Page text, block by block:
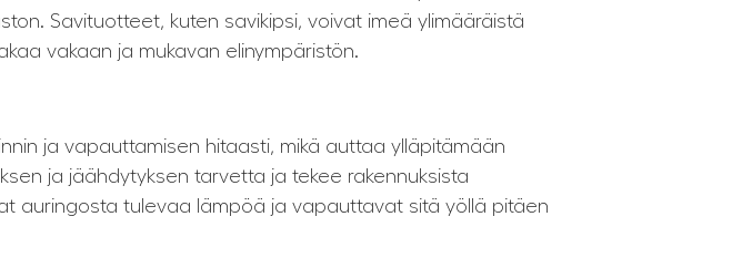
Savituotteet, kuten savikipsi, voivat imeä ylimääräistä
vakaan ja mukavan elinympäristön.
ja vapauttamisen hitaasti, mikä auttaa ylläpitämään
ja jäähdytyksen tarvetta ja tekee rakennuksista
auringosta tulevaa lämpöä ja vapauttavat sitä yöllä pitäen